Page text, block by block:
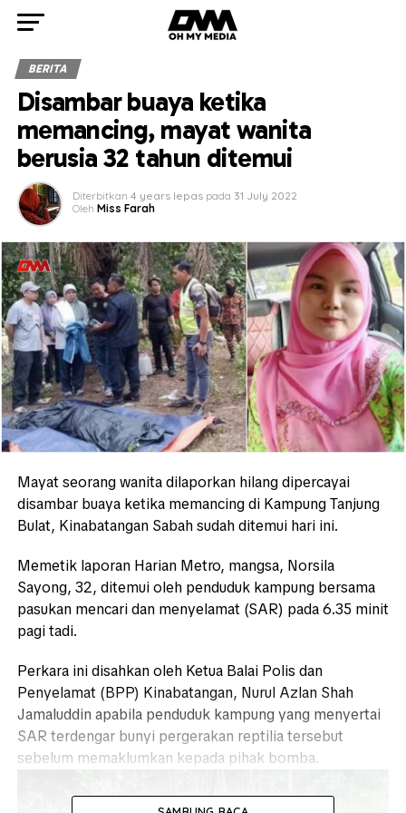
BERITA
Disambar buaya ketika
memancing, mayat wanita
berusia 32 tahun ditemui
Diterbitkan 4 years lepas pada 31 July 2022
Oleh Miss Farah
Mayat seorang wanita dilaporkan hilang dipercayai
disambar buaya ketika memancing di Kampung Tanjung
Bulat, Kinabatangan Sabah sudah ditemui hari ini.
Memetik laporan Harian Metro, mangsa, Norsila
Sayong, 32, ditemui oleh penduduk kampung bersama
pasukan mencari dan menyelamat (SAR) pada 6.35 minit
pagi tadi.
Perkara ini disahkan oleh Ketua Balai Polis dan
Penyelamat (BPP) Kinabatangan, Nurul Azlan Shah
Jamaluddin apabila penduduk kampung yang menyertai
SAR terdengar bunyi pergerakan reptilia tersebut
sebelum memaklumkan kepada pihak bomba.